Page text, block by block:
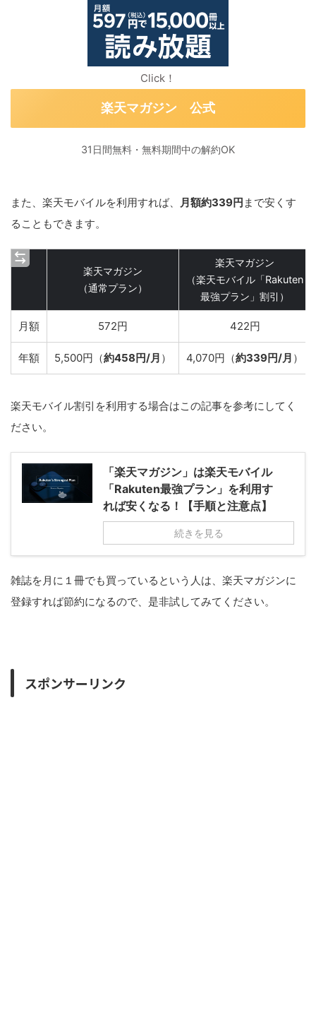
Click！
楽天マガジン 公式
31日間無料・無料期間中の解約OK
また、楽天モバイルを利用すれば、 月額約339円 まで安くす
ることもできます。
楽天マガジン
（通常プラン）
楽天マガジン
（楽天モバイル「Rakuten
最強プラン」割引）
月額 572円 422円
年額 5,500円（約458円/月 ） 4,070円（約339円/月 ）
楽天モバイル割引を利用する場合はこの記事を参考にしてく
ださい。
「楽天マガジン」は楽天モバイル
「Rakuten最強プラン」を利用す
れば安くなる！【手順と注意点】
続きを見る
雑誌を月に１冊でも買っているという人は、楽天マガジンに
登録すれば節約になるので、是非試してみてください。
スポンサーリンク